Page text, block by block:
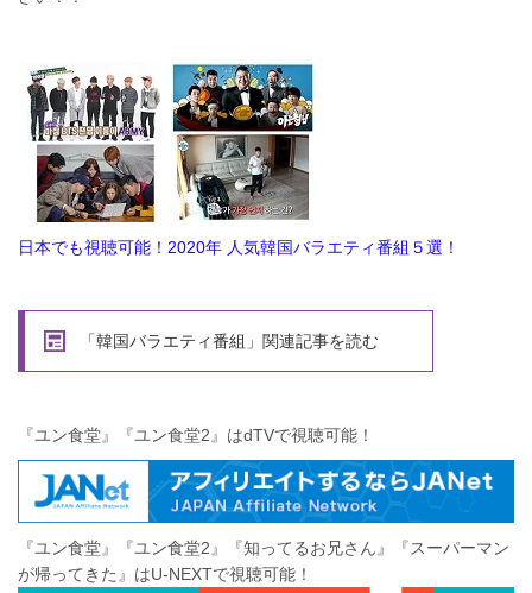
日本でも視聴可能！2020年 人気韓国バラエティ番組５選！
「韓国バラエティ番組」関連記事を読む
『ユン食堂』『ユン食堂2』はdTVで視聴可能！
『ユン食堂』『ユン食堂2』『知ってるお兄さん』『スーパーマン
が帰ってきた』はU-NEXTで視聴可能！